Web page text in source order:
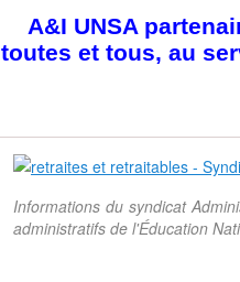
A&I UNSA
toutes et tous, au
Informations du syndicat
administratifs de l'Éducation